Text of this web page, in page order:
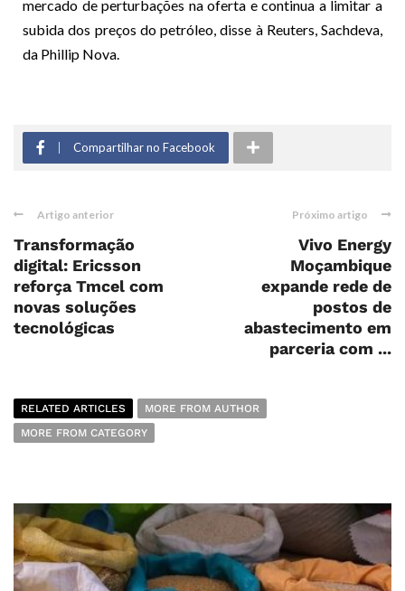
mercado de perturbações na oferta e continua a limitar a
subida dos preços do petróleo, disse à Reuters, Sachdeva,
da Phillip Nova.
Compartilhar no Facebook
Artigo anterior
Transformação
digital: Ericsson
reforça Tmcel com
novas soluções
tecnológicas
Próximo artigo
Vivo Energy
Moçambique
expande rede de
postos de
abastecimento em
parceria com ...
RELATED ARTICLES
MORE FROM AUTHOR
MORE FROM CATEGORY